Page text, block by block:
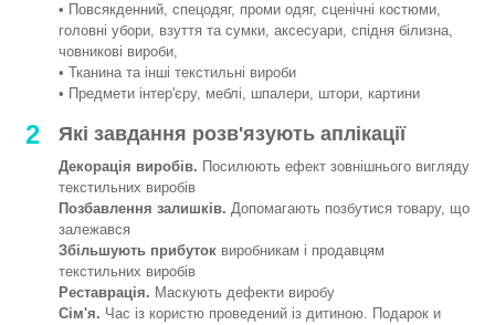
• Повсякденний, спецодяг, проми одяг, сценічні костюми,
головні убори, взуття та сумки, аксесуари, спідня білизна,
човникові вироби,
• Тканина та інші текстильні вироби
• Предмети інтер'єру, меблі, шпалери, штори, картини
2 Які завдання розв'язують аплікації
Декорація виробів. Посилюють ефект зовнішнього вигляду
текстильних виробів
Позбавлення залишків. Допомагають позбутися товару, що
залежався
Збільшують прибуток виробникам і продавцям
текстильних виробів
Реставрація. Маскують дефекти виробу
Сім'я. Час із користю проведений із дитиною. Подарок и